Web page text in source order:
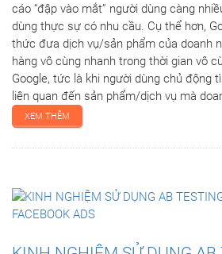
cáo “đập vào mắt” người dùng càng
dùng thực sự có nhu cầu. Cụ thể hơn,
thức đưa dịch vụ/sản phẩm của doanh
hàng vô cùng nhanh trong thời gian vô
Google, tức là khi người dùng chủ động
liên quan đến sản phẩm/dịch vụ mà
XEM THÊM